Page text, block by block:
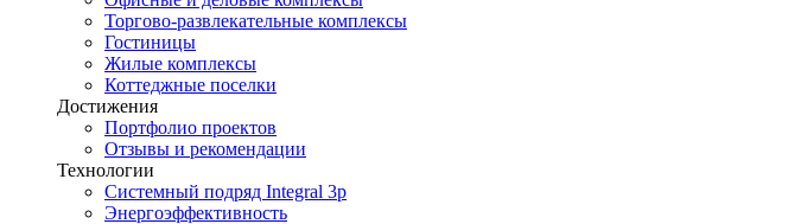
Торгово-развлекательные комплексы
Гостиницы
Жилые комплексы
Коттеджные поселки
Достижения
Портфолио проектов
Отзывы и рекомендации
Технологии
Системный подряд Integral 3p
Энергоэффективность